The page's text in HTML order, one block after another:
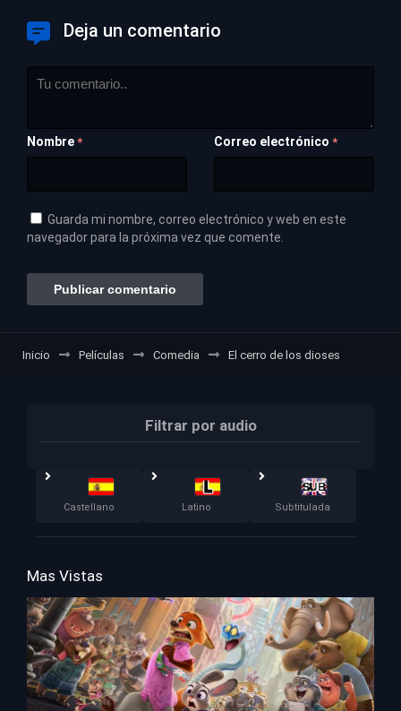
Deja un comentario
Nombre * Correo electrónico *
Guarda mi nombre, correo electrónico y web en este
navegador para la próxima vez que comente.
Inicio Películas Comedia El cerro de los dioses
Filtrar por audio
Castellano Latino Subtitulada
Mas Vistas